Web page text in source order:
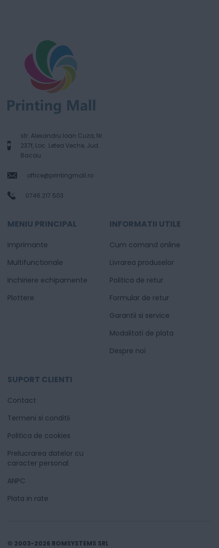
str. Alexandru Ioan Cuza, Nr.
237f, Loc. Letea Veche, Jud.
Bacau
office@printingmall.ro
0746.217.503
MENIU PRINCIPAL
Imprimante
Multifunctionale
Inchiriere echipamente
Plottere
INFORMATII UTILE
Cum comand online
Livrarea produselor
Politica de retur
Formular de retur
Garantii si service
Modalitati de plata
Despre noi
SUPORT CLIENTI
Contact
Termeni si conditii
Politica de cookies
Prelucrarea datelor cu
caracter personal
ANPC
Plata in rate
© 2003-2026 ROMSYSTEMS SRL